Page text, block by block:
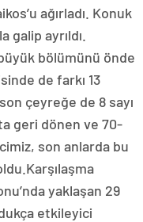
ağırladı. Konuk
galip ayrıldı.
bölümünü önde
de farkı 13
çeyreğe de 8 sayı
geri dönen ve 70-
son anlarda bu
yaklaşan 29
etkileyici